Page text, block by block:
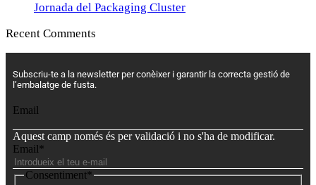
Jornada del Packaging Cluster
Recent Comments
Subscriu-te a la newsletter per conèixer i garantir la correcta gestió de
l’embalatge de fusta.
Email
Aquest camp només és per validació i no s'ha de modificar.
Email*
Consentiment*